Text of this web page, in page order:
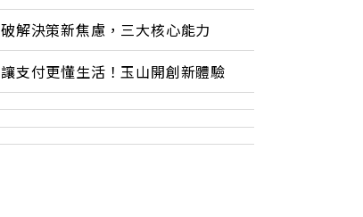
破解決策新焦慮，三大核心能力
讓支付更懂生活！玉山開創新體驗